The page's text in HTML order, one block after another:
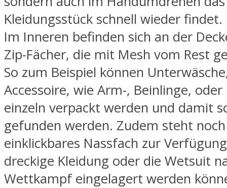
Kleidungsstück schnell wieder findet.
Im Inneren befinden sich an der
Zip-Fächer, die mit Mesh vom Rest
So zum Beispiel können
Accessoire, wie Arm-, Beinlinge,
einzeln verpackt werden und damit
gefunden werden. Zudem steht
einklickbares Nassfach zur
dreckige Kleidung oder die Wetsuit
Wettkampf eingelagert werden